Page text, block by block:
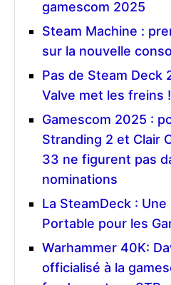
gamescom 2025
Steam Machine :
sur la nouvelle
Pas de Steam Deck
Valve met les freins !
Gamescom 2025 :
Stranding 2 et Clair
33 ne figurent pas
nominations
La SteamDeck :
Portable pour les
Warhammer 40K:
officialisé à la